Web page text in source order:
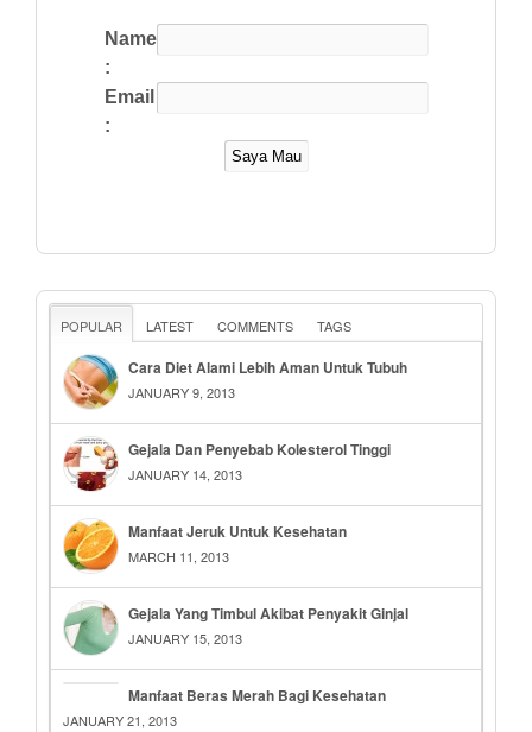
Name
:
Email
:
POPULAR LATEST COMMENTS TAGS
Cara Diet Alami Lebih Aman Untuk Tubuh
JANUARY 9, 2013
Gejala Dan Penyebab Kolesterol Tinggi
JANUARY 14, 2013
Manfaat Jeruk Untuk Kesehatan
MARCH 11, 2013
Gejala Yang Timbul Akibat Penyakit Ginjal
JANUARY 15, 2013
Manfaat Beras Merah Bagi Kesehatan
JANUARY 21, 2013